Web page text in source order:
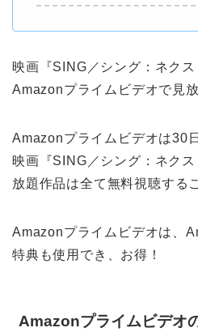
映画『SING／シング：ネクス
Amazonプライムビデオで見
Amazonプライムビデオは30
映画『SING／シング：ネク
放題作品は全て無料視聴する
Amazonプライムビデオは、
特典も使用でき、お得！
Amazonプライムビデオ